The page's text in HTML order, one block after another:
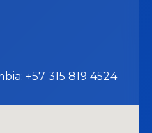
+57 315 819 4524